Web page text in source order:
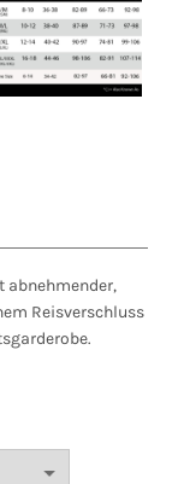
abnehmender,
Reisverschluss